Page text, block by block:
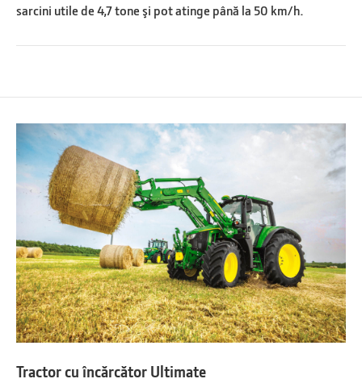
sarcini utile de 4,7 tone şi pot atinge până la 50 km/h.
Tractor cu încărcător Ultimate